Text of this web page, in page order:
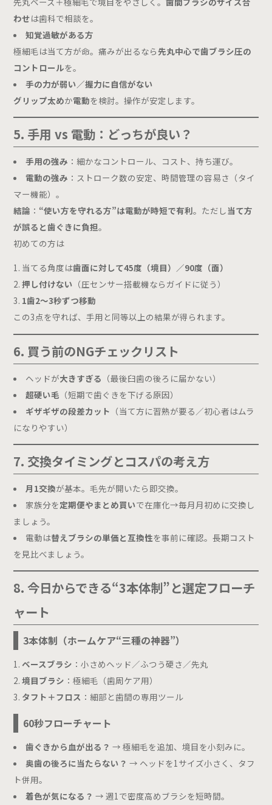
わせは歯科で相談を。
知覚過敏がある方
極細毛は当て方が命。痛みが出るなら先丸中心で歯ブラシ圧の
コントロールを。
手の力が弱い／握力に自信がない
グリップ太めか電動を検討。操作が安定します。
5. 手用 vs 電動：どっちが良い？
手用の強み ：細かなコントロール、コスト、持ち運び。
電動の強み ：ストローク数の安定、時間管理の容易さ（タイ
マー機能）。
結論 ： “使い方を守れる方”は電動が時短で有利。ただし 当て方
が誤ると歯ぐきに負担。
初めての方は
当てる角度は歯面に対して45度（境目）／90度（面）
押し付けない （圧センサー搭載機ならガイドに従う）
1歯2〜3秒ずつ移動
この3点を守れば、手用と同等以上の結果が得られます。
6. 買う前のNGチェックリスト
ヘッドが大きすぎる （最後臼歯の後ろに届かない）
超硬い毛 （短期で歯ぐきを下げる原因）
ギザギザの段差カット （当て方に習熟が要る／初心者はムラ
になりやすい）
7. 交換タイミングとコスパの考え方
月1交換が基本。毛先が開いたら即交換。
家族分を定期便やまとめ買いで在庫化→毎月月初めに交換し
ましょう。
電動は替えブラシの単価と互換性を事前に確認。長期コスト
を見比べましょう。
8. 今日からできる“3本体制”と選定フローチ
ャート
3本体制（ホームケア“三種の神器”）
ベースブラシ ：小さめヘッド／ふつう硬さ／先丸
境目ブラシ ：極細毛（歯周ケア用）
タフト＋フロス ：細部と歯間の専用ツール
60秒フローチャート
歯ぐきから血が出る？ → 極細毛を追加、境目を小刻みに。
奥歯の後ろに当たらない？ → ヘッドを1サイズ小さく、タフ
ト併用。
着色が気になる？ → 週1で密度高めブラシを短時間。